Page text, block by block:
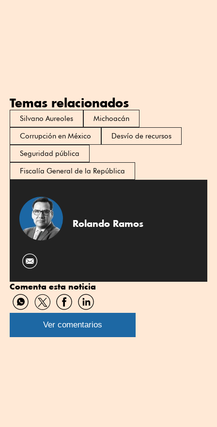
Temas relacionados
Silvano Aureoles
Michoacán
Corrupción en México
Desvío de recursos
Seguridad pública
Fiscalía General de la República
Rolando Ramos
Comenta esta noticia
Compartir
por
WhatsApp
Compartir
por
Twitter
Compartir
por
Facebook
Compartir
por
Linkedin
Ver comentarios